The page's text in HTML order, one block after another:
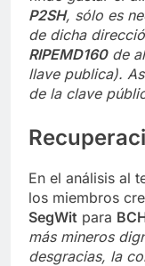
P2SH, sólo es
de dicha
RIPEMD160de
llave publica).
de la clave
En el análisis al
los miembros
SegWit para
más mineros
desgracias, la